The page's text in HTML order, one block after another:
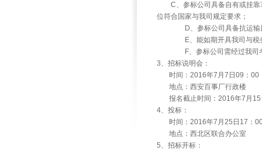
C、参标公司具备自有或挂靠
位符合国家与我司规定要求；
D、参标公司具备抗运输风险
E、能如期开具我司与税务
F、参标公司需经过我司考
3、招标说明会：
时间：2016年7月7日09：00
地点：西安百事厂行政楼
报名截止时间：2016年7月15
4、投标：
时间：2016年7月25日17：
地点：西北区联合办公室
5、招标开标：